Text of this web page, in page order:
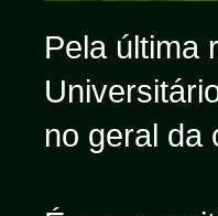
Pela última
no geral da